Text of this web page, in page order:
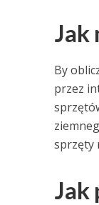
Jak
By
przez
sprzęty
Jak